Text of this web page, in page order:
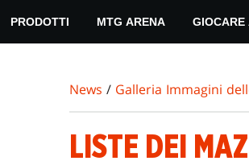
PRODOTTI MTG ARENA GIOCARE
News / Galleria Immagini
LISTE DEI